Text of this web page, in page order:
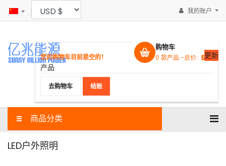
我的账户
购物车
0 款产品 -总价 : $0.00
您的购物车目前是空的！
产品
更新
去购物车 结账
商品分类
LED户外照明